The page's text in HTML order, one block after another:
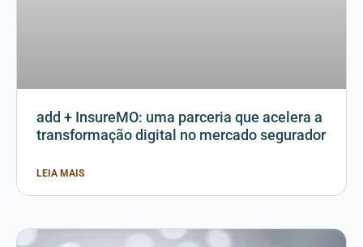
add + InsureMO: uma parceria que acelera a
transformação digital no mercado segurador
LEIA MAIS